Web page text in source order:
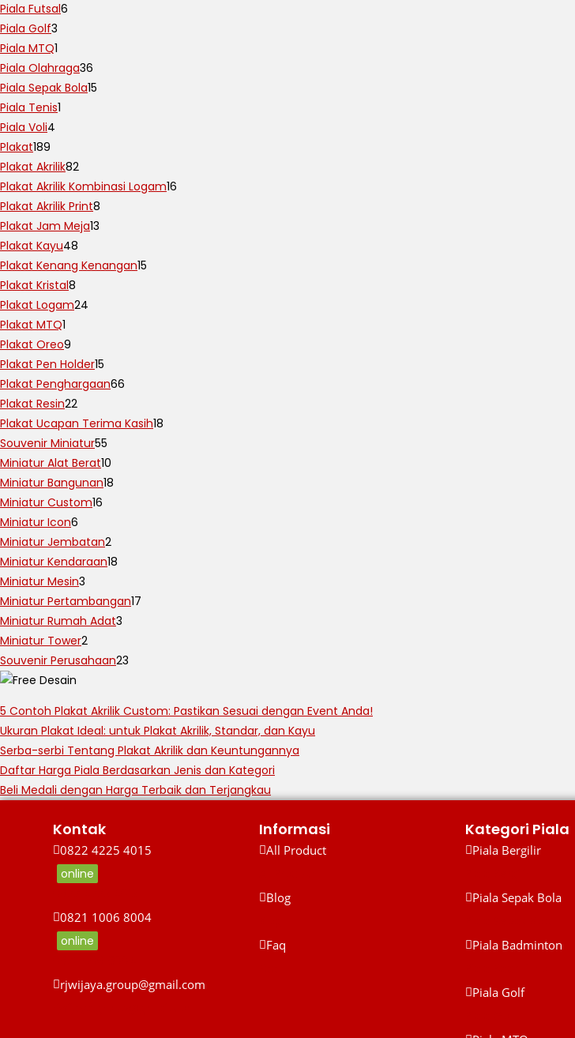
Piala Futsal6
Piala Golf3
Piala MTQ1
Piala Olahraga36
Piala Sepak Bola15
Piala Tenis1
Piala Voli4
Plakat189
Plakat Akrilik82
Plakat Akrilik Kombinasi Logam16
Plakat Akrilik Print8
Plakat Jam Meja13
Plakat Kayu48
Plakat Kenang Kenangan15
Plakat Kristal8
Plakat Logam24
Plakat MTQ1
Plakat Oreo9
Plakat Pen Holder15
Plakat Penghargaan66
Plakat Resin22
Plakat Ucapan Terima Kasih18
Souvenir Miniatur55
Miniatur Alat Berat10
Miniatur Bangunan18
Miniatur Custom16
Miniatur Icon6
Miniatur Jembatan2
Miniatur Kendaraan18
Miniatur Mesin3
Miniatur Pertambangan17
Miniatur Rumah Adat3
Miniatur Tower2
Souvenir Perusahaan23
5 Contoh Plakat Akrilik Custom: Pastikan Sesuai dengan Event Anda!
Ukuran Plakat Ideal: untuk Plakat Akrilik, Standar, dan Kayu
Serba-serbi Tentang Plakat Akrilik dan Keuntungannya
Daftar Harga Piala Berdasarkan Jenis dan Kategori
Beli Medali dengan Harga Terbaik dan Terjangkau
Kontak
0822 4225 4015
online
0821 1006 8004
online
rjwijaya.group@gmail.com
Informasi
All Product
Blog
Faq
Kategori Piala
Piala Bergilir
Piala Sepak Bola
Piala Badminton
Piala Golf